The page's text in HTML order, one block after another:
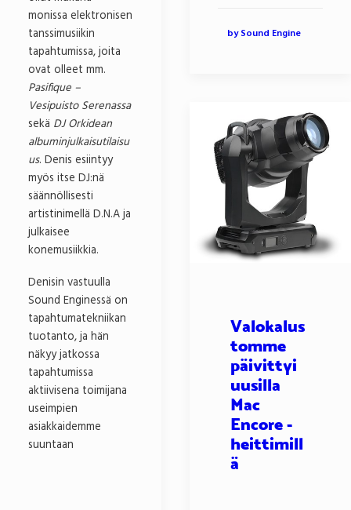
monissa elektronisen
tanssimusiikin
tapahtumissa, joita
ovat olleet mm.
Pasifique –
Vesipuisto Serenassa
sekä DJ Orkidean
albuminjulkaisutilaisu
us. Denis esiintyy
myös itse DJ:nä
säännöllisesti
artistinimellä D.N.A ja
julkaisee
konemusiikkia.
Denisin vastuulla
Sound Enginessä on
tapahtumatekniikan
tuotanto, ja hän
näkyy jatkossa
tapahtumissa
aktiivisena toimijana
useimpien
asiakkaidemme
suuntaan
by Sound Engine
Valokalus
tomme
päivittyi
uusilla
Mac
Encore -
heittimill
ä